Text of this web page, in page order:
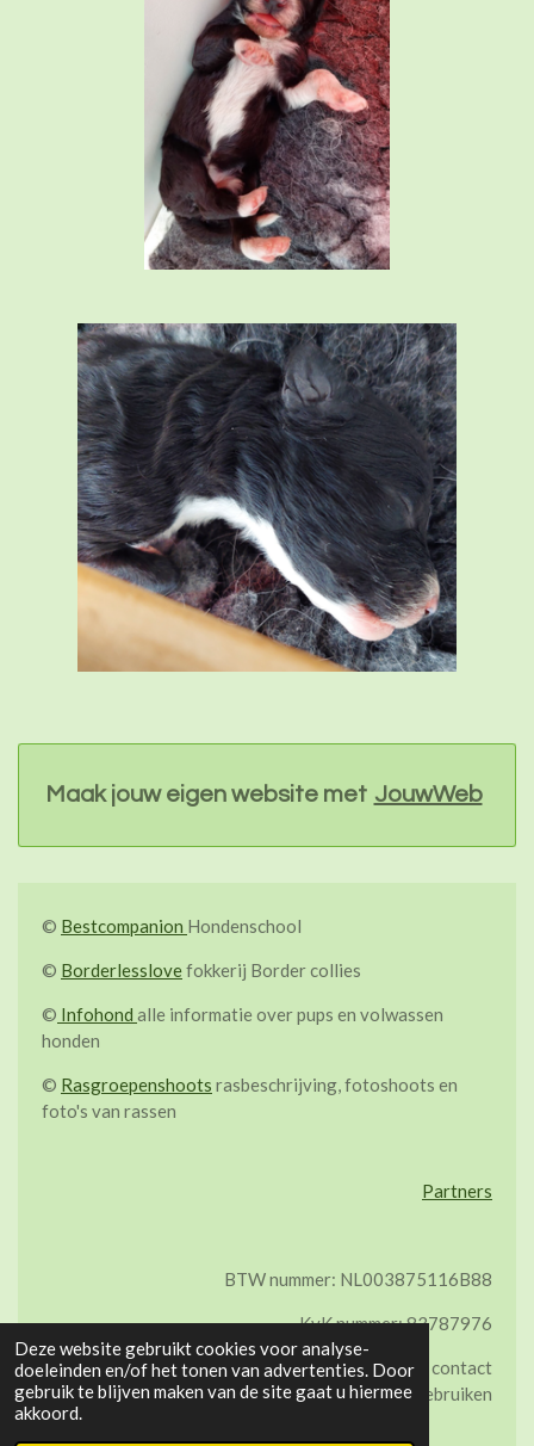
Deze website gebruikt cookies voor analyse-
doeleinden en/of het tonen van advertenties. Door
gebruik te blijven maken van de site gaat u hiermee
akkoord.
Maak jouw eigen website met JouwWeb
© Bestcompanion Hondenschool
© Borderlesslovefokkerij Border collies
© Infohond alle informatie over pups en volwassen
honden
© Rasgroepenshoots rasbeschrijving, fotoshoots en
foto's van rassen
Partners
BTW nummer: NL003875116B88
KvK nummer: 83787976
©Op alle foto's van de site zit copyright. Neem contact
op als je een foto wil gebruiken
Powered by